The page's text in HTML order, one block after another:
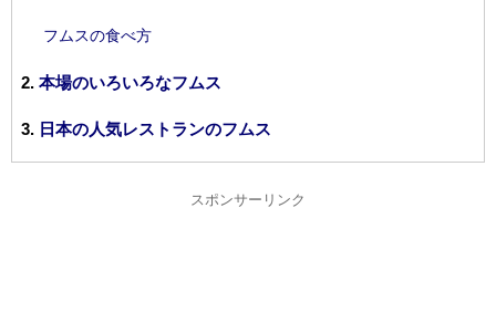
フムスの食べ方
本場のいろいろなフムス
日本の人気レストランのフムス
スポンサーリンク